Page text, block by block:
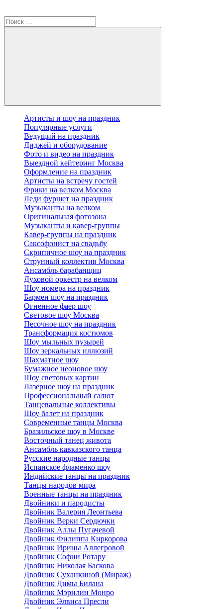
Артисты и шоу на праздник
Популярные услуги
Ведущий на праздник
Диджей и оборудование
Фото и видео на праздник
Выездной кейтеринг Москва
Оформление на праздник
Артисты на встречу гостей
Фрики на велком Москва
Леди фуршет на праздник
Музыканты на велком
Оригинальная фотозона
Музыканты и кавер-группы
Кавер-группы на праздник
Саксофонист на свадьбу
Скрипичное шоу на праздник
Струнный коллектив Москва
Ансамбль барабанщиц
Духовой оркестр на велком
Шоу номера на праздник
Бармен шоу на праздник
Огненное фаер шоу
Световое шоу Москва
Песочное шоу на праздник
Трансформация костюмов
Шоу мыльных пузырей
Шоу зеркальных иллюзий
Шахматное шоу
Бумажное неоновое шоу
Шоу световых картин
Лазерное шоу на праздник
Профессиональный салют
Танцевальные коллективы
Шоу балет на праздник
Современные танцы Москва
Бразильское шоу в Москве
Восточный танец живота
Ансамбль кавказского танца
Русские народные танцы
Испанское фламенко шоу
Индийские танцы на праздник
Танцы народов мира
Военные танцы на праздник
Двойники и пародисты
Двойник Валерия Леонтьева
Двойник Верки Сердючки
Двойник Аллы Пугачевой
Двойник Филиппа Киркорова
Двойник Ирины Аллегровой
Двойник Софии Ротару
Двойник Николая Баскова
Двойник Суханкиной (Мираж)
Двойник Димы Билана
Двойник Мэрилин Монро
Двойник Элвиса Пресли